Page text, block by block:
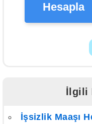
Hesapla
İlgili
İşsizlik Maaşı